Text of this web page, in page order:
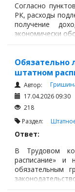
Согласно
РК, расходы
получение
экономически
Обязательно
штатном
Автор:
17.04.2026 09:30
218
Раздел:
Ответ:
В Трудовом
расписание»
обязательным
акт